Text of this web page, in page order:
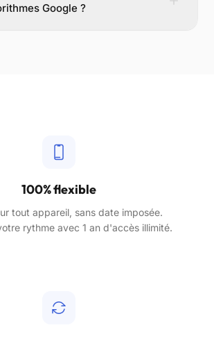
Google ?
100% flexible
tout appareil, sans date imposée.
rythme avec 1 an d'accès illimité.